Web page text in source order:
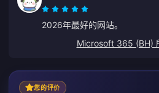
2026年最好的网站。
Microsoft 365 (BH)
您的评价